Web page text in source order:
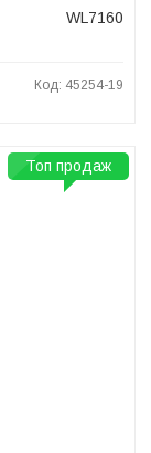
WL7160
Код: 45254-19
Топ продаж